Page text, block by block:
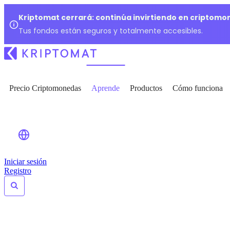
Kriptomat cerrará: continúa invirtiendo en
Tus fondos están seguros y totalmente accesibles.
Precio Criptomonedas Aprende Productos Cómo funciona
Iniciar sesión
Registro